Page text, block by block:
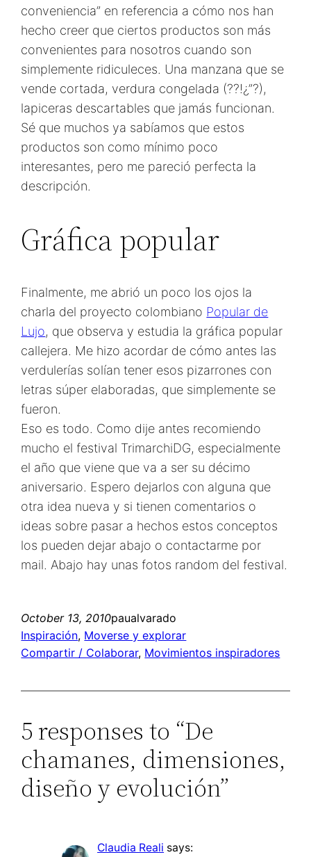
conveniencia” en referencia a cómo nos han
hecho creer que ciertos productos son más
convenientes para nosotros cuando son
simplemente ridiculeces. Una manzana que se
vende cortada, verdura congelada (??!¿”?),
lapiceras descartables que jamás funcionan.
Sé que muchos ya sabíamos que estos
productos son como mínimo poco
interesantes, pero me pareció perfecta la
descripción.
Gráfica popular
Finalmente, me abrió un poco los ojos la
charla del proyecto colombiano Popular de
Lujo, que observa y estudia la gráfica popular
callejera. Me hizo acordar de cómo antes las
verdulerías solían tener esos pizarrones con
letras súper elaboradas, que simplemente se
fueron.
Eso es todo. Como dije antes recomiendo
mucho el festival TrimarchiDG, especialmente
el año que viene que va a ser su décimo
aniversario. Espero dejarlos con alguna que
otra idea nueva y si tienen comentarios o
ideas sobre pasar a hechos estos conceptos
los pueden dejar abajo o contactarme por
mail. Abajo hay unas fotos random del festival.
October 13, 2010paualvarado
Inspiración, Moverse y explorar
Compartir / Colaborar, Movimientos inspiradores
5 responses to “De
chamanes, dimensiones,
diseño y evolución”
Claudia Reali says: